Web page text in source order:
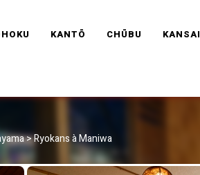
FRANCE
KANTŌ CHŪBU KANSAI
>Ryokans à Maniwa